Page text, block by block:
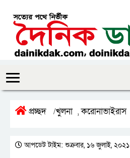
প্রচ্ছদ /খুলনা ,করোনাভাইরাস
আপডেট টাইম: শুক্রবার, ১৬ জুলাই, ২০২১